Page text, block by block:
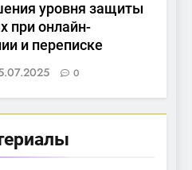
уровня защиты
при онлайн-
и переписке
0